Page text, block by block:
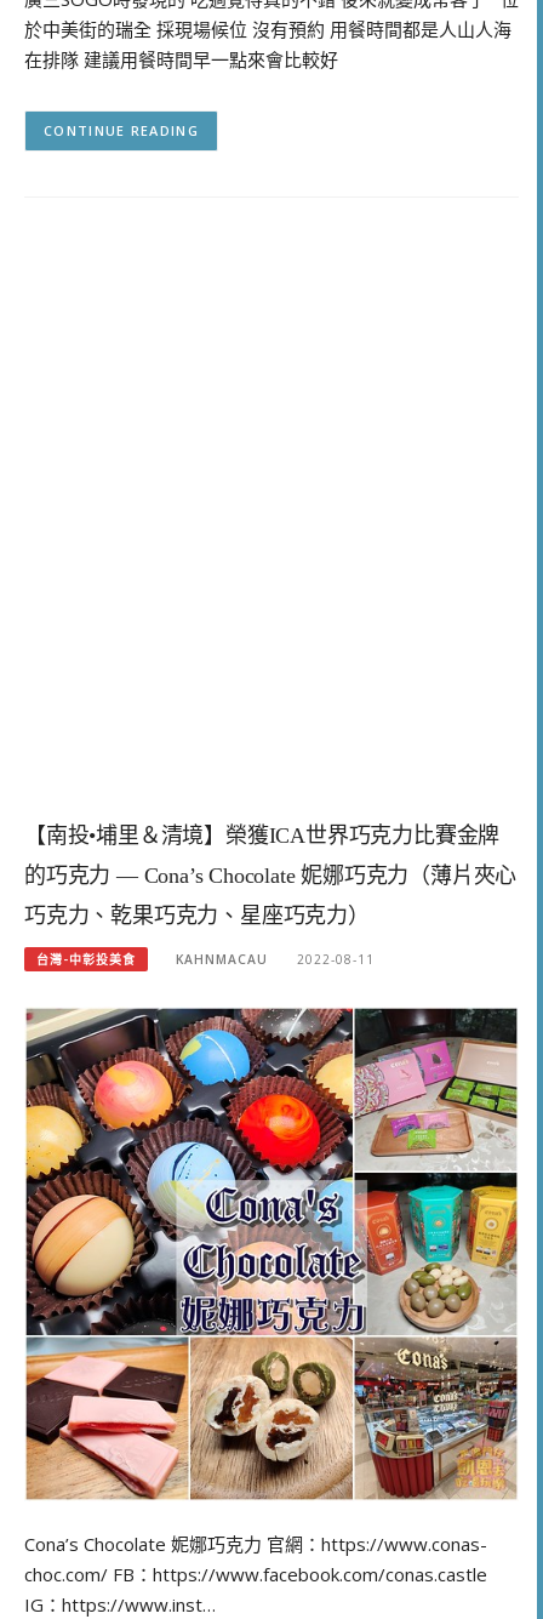
於中美街的瑞全 採現場候位 沒有預約 用餐時間都是人山人海
在排隊 建議用餐時間早一點來會比較好
CONTINUE READING
【南投•埔里＆清境】榮獲ICA世界巧克力比賽金牌
的巧克力 — Cona’s Chocolate 妮娜巧克力（薄片夾心
巧克力、乾果巧克力、星座巧克力）
台灣-中彰投美食 KAHNMACAU 2022-08-11
Cona’s Chocolate 妮娜巧克力 官網：https://www.conas-
choc.com/ FB：https://www.facebook.com/conas.castle
IG：https://www.inst…